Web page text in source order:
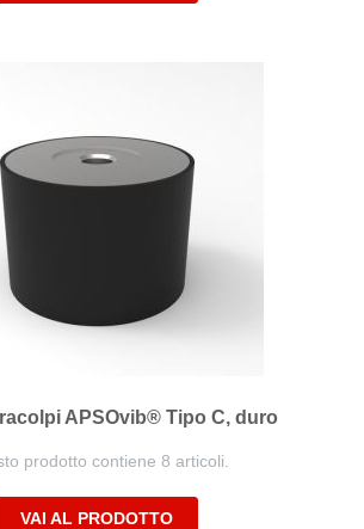
APSOvib® Tipo C, duro
prodotto contiene 8 articoli.
VAI AL PRODOTTO